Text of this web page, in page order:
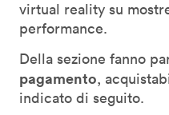
virtual reality su
performance.
Della sezione fanno
pagamento,
indicato di seguito.